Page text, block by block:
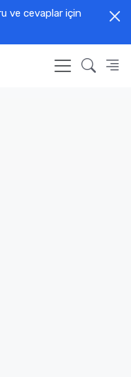
ve cevaplar için